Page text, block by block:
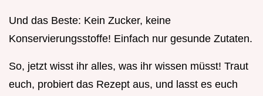
Und das Beste: Kein Zucker, keine
Konservierungsstoffe! Einfach nur gesunde Zutaten.
So, jetzt wisst ihr alles, was ihr wissen müsst! Traut
euch, probiert das Rezept aus, und lasst es euch